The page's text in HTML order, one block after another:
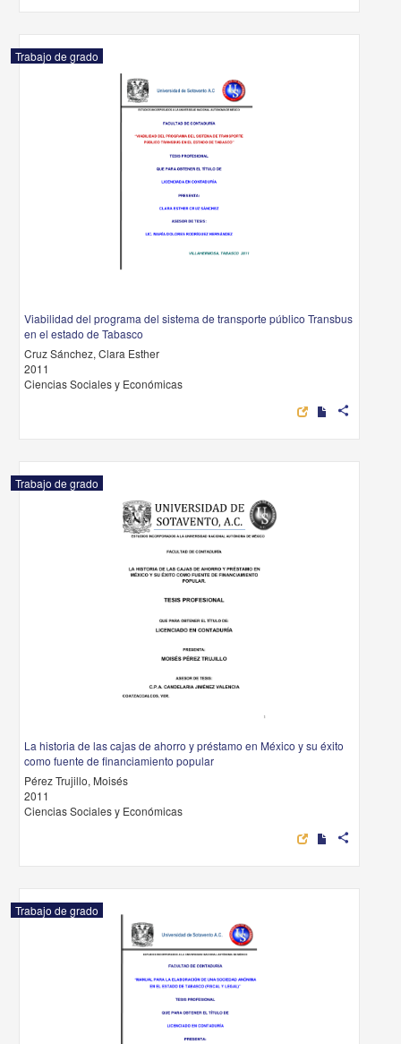
Trabajo de grado
Viabilidad del programa del sistema de transporte público Transbus
en el estado de Tabasco
Cruz Sánchez, Clara Esther
2011
Ciencias Sociales y Económicas
share
Trabajo de grado
La historia de las cajas de ahorro y préstamo en México y su éxito
como fuente de financiamiento popular
Pérez Trujillo, Moisés
2011
Ciencias Sociales y Económicas
share
Trabajo de grado